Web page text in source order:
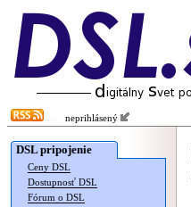
neprihlásený
DSL pripojenie
Ceny DSL
Dostupnosť DSL
Fórum o DSL